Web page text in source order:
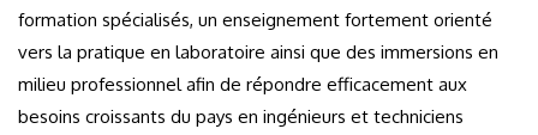
formation spécialisés, un enseignement fortement orienté
vers la pratique en laboratoire ainsi que des immersions en
milieu professionnel afin de répondre efficacement aux
besoins croissants du pays en ingénieurs et techniciens